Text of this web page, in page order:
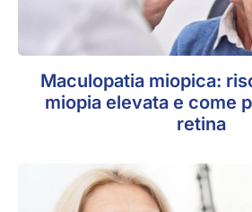
Maculopatia miopica:
miopia elevata e come
retina